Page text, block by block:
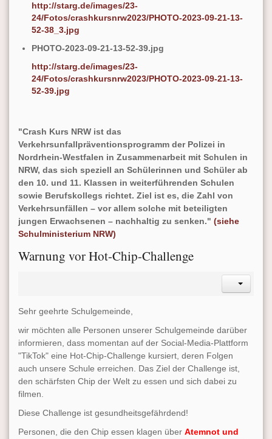
http://starg.de/images/23-
24/Fotos/crashkursnrw2023/PHOTO-2023-09-21-13-
52-38_3.jpg
PHOTO-2023-09-21-13-52-39.jpg
http://starg.de/images/23-
24/Fotos/crashkursnrw2023/PHOTO-2023-09-21-13-
52-39.jpg
"Crash Kurs NRW ist das
Verkehrsunfallpräventionsprogramm der Polizei in
Nordrhein-Westfalen in Zusammenarbeit mit Schulen in
NRW, das sich speziell an Schülerinnen und Schüler ab
den 10. und 11. Klassen in weiterführenden Schulen
sowie Berufskollegs richtet. Ziel ist es, die Zahl von
Verkehrsunfällen – vor allem solche mit beteiligten
jungen Erwachsenen – nachhaltig zu senken." (siehe
Schulministerium NRW)
Warnung vor Hot-Chip-Challenge
Sehr geehrte Schulgemeinde,
wir möchten alle Personen unserer Schulgemeinde darüber
informieren, dass momentan auf der Social-Media-Plattform
"TikTok" eine Hot-Chip-Challenge kursiert, deren Folgen
auch unsere Schule erreichen. Das Ziel der Challenge ist,
den schärfsten Chip der Welt zu essen und sich dabei zu
filmen.
Diese Challenge ist gesundheitsgefährdend!
Personen, die den Chip essen klagen über Atemnot und